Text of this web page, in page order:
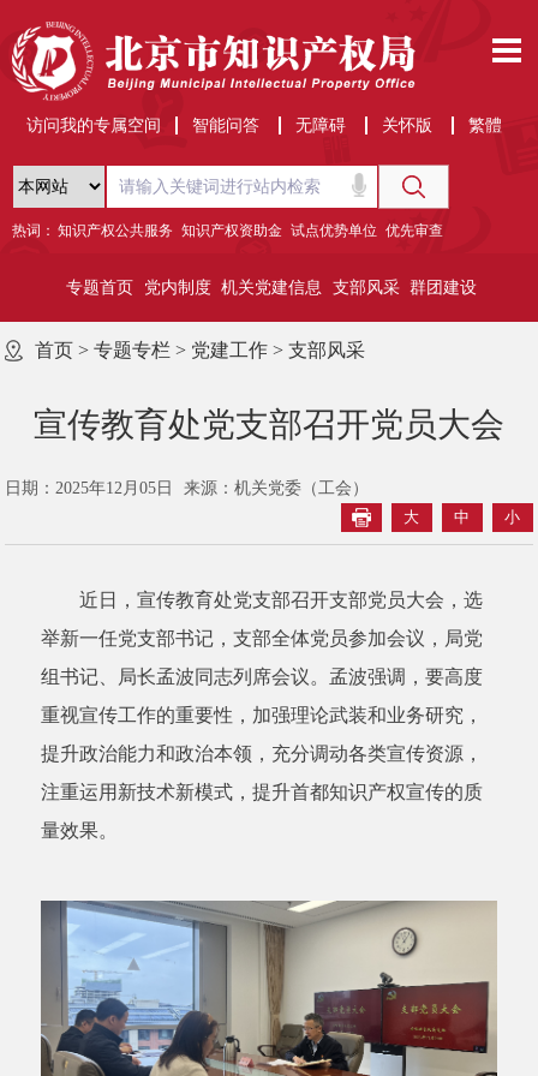
访问我的专属空间 智能问答 无障碍 关怀版 繁體
热词： 知识产权公共服务 知识产权资助金 试点优势单位 优先审查
专题首页 党内制度 机关党建信息 支部风采 群团建设
首页 >专题专栏 > 党建工作 >支部风采
宣传教育处党支部召开党员大会
日期：2025年12月05日
来源：机关党委（工会）
大
中 小
近日，宣传教育处党支部召开支部党员大会，选
举新一任党支部书记，支部全体党员参加会议，局党
组书记、局长孟波同志列席会议。孟波强调，要高度
重视宣传工作的重要性，加强理论武装和业务研究，
提升政治能力和政治本领，充分调动各类宣传资源，
注重运用新技术新模式，提升首都知识产权宣传的质
量效果。